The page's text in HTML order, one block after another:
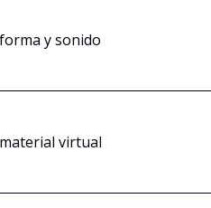
y sonido
virtual